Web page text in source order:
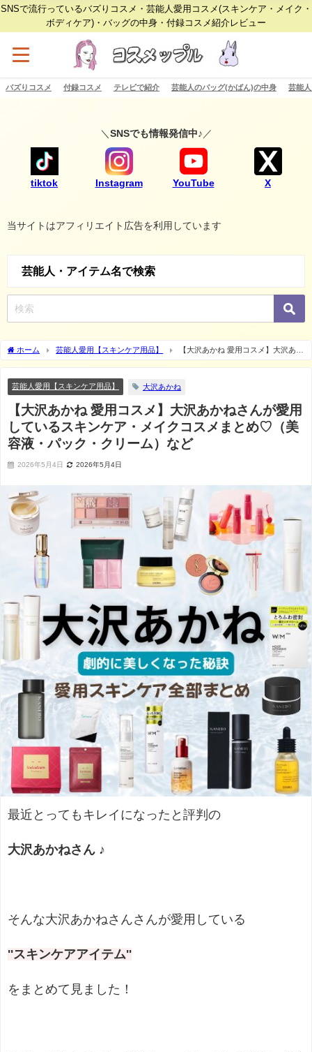
SNSで流行っているバズりコスメ・芸能人愛用コスメ(スキンケア・メイク・
ボディケア)・バッグの中身・付録コスメ紹介レビュー
バズりコスメ 付録コスメ テレビで紹介 芸能人のバッグ(かばん)の中身 芸能
＼ SNSでも情報発信中♪ ／
tiktok Instagram YouTube X
当サイトはアフィリエイト広告を利用しています
芸能人・アイテム名で検索
ホーム 芸能人愛用【スキンケア用品】
【大沢あかね 愛用コスメ】大沢あか
ねさんが愛用しているスキンケア・メイクコスメまとめ♡（美容液・パック・クリー
芸能人愛用【スキンケア用品】
大沢あかね
【大沢あかね 愛用コスメ】大沢あかねさんが愛用
しているスキンケア・メイクコスメまとめ♡（美
容液・パック・クリーム）など
2026年5月4日 2026年5月4日
最近とってもキレイになったと評判の
大沢あかねさん ♪
そんな大沢あかねさんさんが愛用している
''スキンケアアイテム''
をまとめて見ました！